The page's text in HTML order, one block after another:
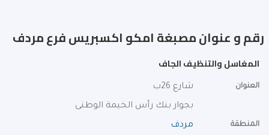
رقم و عنوان مصبغة امكو اكسبريس فرع مردف
المغاسل والتنظيف الجاف
العنوان
شارع 26ب
بجوار بنك رأس الخيمة الوطنى
المنطقة مردف